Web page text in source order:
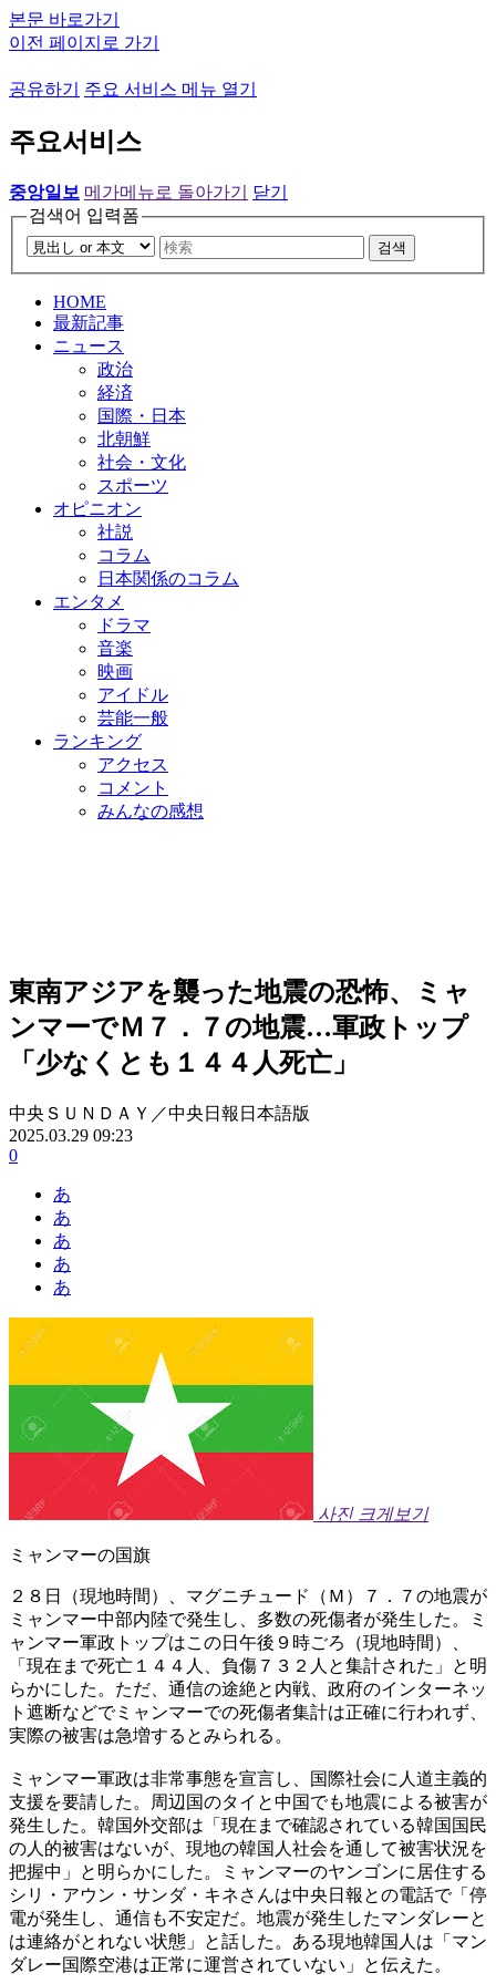
본문 바로가기
이전 페이지로 가기
공유하기 주요 서비스 메뉴 열기
주요서비스
중앙일보 메가메뉴로 돌아가기
닫기
검색어 입력폼
검색
HOME
最新記事
ニュース
政治
経済
国際・日本
北朝鮮
社会・文化
スポーツ
オピニオン
社説
コラム
日本関係のコラム
エンタメ
ドラマ
音楽
映画
アイドル
芸能一般
ランキング
アクセス
コメント
みんなの感想
東南アジアを襲った地震の恐怖、ミャ
ンマーでＭ７．７の地震…軍政トップ
「少なくとも１４４人死亡」
中央ＳＵＮＤＡＹ／中央日報日本語版
2025.03.29 09:23
0
あ
あ
あ
あ
あ
사진 크게보기
ミャンマーの国旗
２８日（現地時間）、マグニチュード（Ｍ）７．７の地震が
ミャンマー中部内陸で発生し、多数の死傷者が発生した。ミ
ャンマー軍政トップはこの日午後９時ごろ（現地時間）、
「現在まで死亡１４４人、負傷７３２人と集計された」と明
らかにした。ただ、通信の途絶と内戦、政府のインターネッ
ト遮断などでミャンマーでの死傷者集計は正確に行われず、
実際の被害は急増するとみられる。
ミャンマー軍政は非常事態を宣言し、国際社会に人道主義的
支援を要請した。周辺国のタイと中国でも地震による被害が
発生した。韓国外交部は「現在まで確認されている韓国国民
の人的被害はないが、現地の韓国人社会を通して被害状況を
把握中」と明らかにした。ミャンマーのヤンゴンに居住する
シリ・アウン・サンダ・キネさんは中央日報との電話で「停
電が発生し、通信も不安定だ。地震が発生したマンダレーと
は連絡がとれない状態」と話した。ある現地韓国人は「マン
ダレー国際空港は正常に運営されていない」と伝えた。